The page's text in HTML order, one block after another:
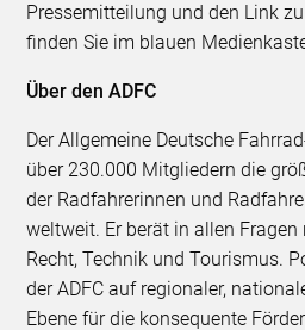
Pressemitteilung und den Link
finden Sie im blauen
Über den ADFC
Der Allgemeine Deutsche
über 230.000 Mitgliedern die
der Radfahrerinnen und
weltweit. Er berät in allen
Recht, Technik und Tourismus.
der ADFC auf regionaler,
Ebene für die konsequente